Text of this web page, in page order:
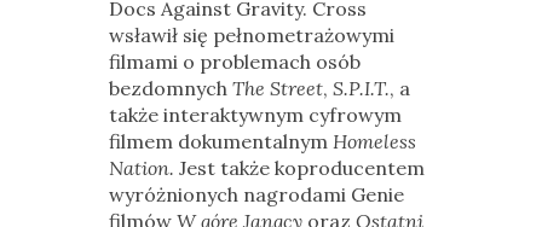
Docs Against Gravity. Cross
wsławił się pełnometrażowymi
filmami o problemach osób
bezdomnych The Street, S.P.I.T., a
także interaktywnym cyfrowym
filmem dokumentalnym Homeless
Nation. Jest także koproducentem
wyróżnionych nagrodami Genie
filmów W górę Jangcyoraz Ostatni